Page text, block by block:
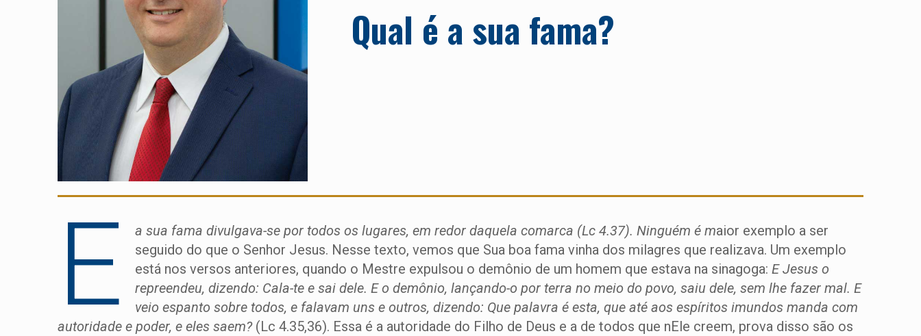
Qual é a sua fama?
E a sua fama divulgava-se por todos os lugares, em redor daquela comarca (Lc 4.37). Ninguém é maior exemplo a ser
seguido do que o Senhor Jesus. Nesse texto, vemos que Sua boa fama vinha dos milagres que realizava. Um exemplo
está nos versos anteriores, quando o Mestre expulsou o demônio de um homem que estava na sinagoga: E Jesus o
repreendeu, dizendo: Cala-te e sai dele. E o demônio, lançando-o por terra no meio do povo, saiu dele, sem lhe fazer mal. E
veio espanto sobre todos, e falavam uns e outros, dizendo: Que palavra é esta, que até aos espíritos imundos manda com
autoridade e poder, e eles saem?(Lc 4.35,36). Essa é a autoridade do Filho de Deus e a de todos que nEle creem, prova disso são os